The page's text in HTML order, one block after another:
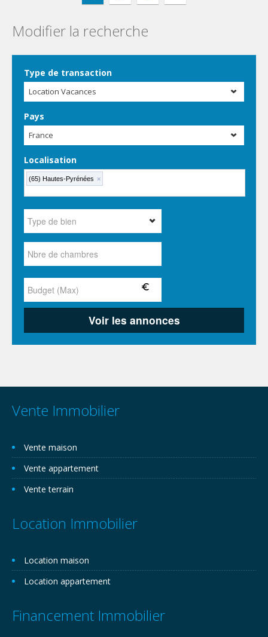
Modifier la recherche
Type de transaction
Location Vacances
Pays
France
Localisation
(65) Hautes-Pyrénées ×
Vente Immobilier
Vente maison
Vente appartement
Vente terrain
Location Immobilier
Location maison
Location appartement
Financement Immobilier